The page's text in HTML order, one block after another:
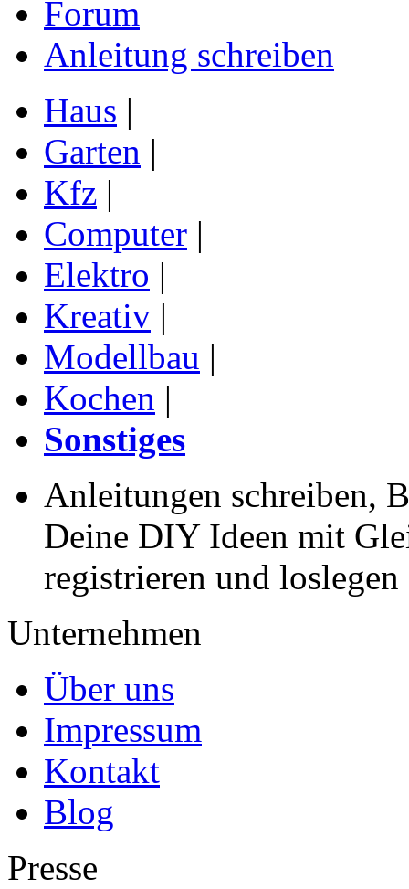
Forum
Anleitung schreiben
Haus |
Garten |
Kfz |
Computer |
Elektro |
Kreativ |
Modellbau |
Kochen |
Sonstiges
Anleitungen schreiben,
Deine DIY Ideen mit
registrieren und loslegen
Unternehmen
Über uns
Impressum
Kontakt
Blog
Presse